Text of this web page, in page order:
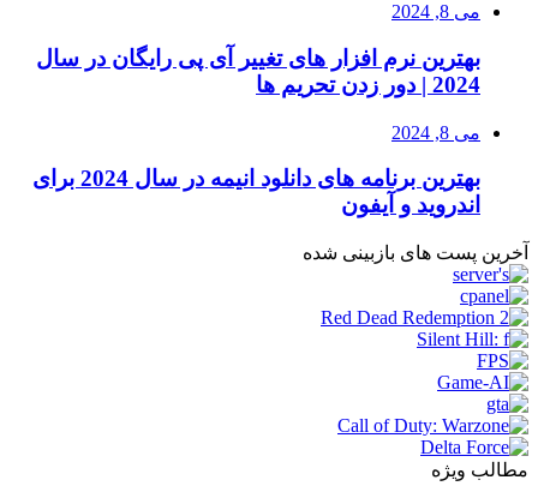
می 8, 2024
بهترین نرم افزار های تغییر آی پی رایگان در سال
2024 | دور زدن تحریم ها
می 8, 2024
بهترین برنامه های دانلود انیمه در سال 2024 برای
اندروید و آیفون
آخرین پست های بازبینی شده
مطالب ویژه